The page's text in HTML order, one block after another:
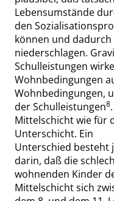
Lebensumstände
den
können und
niederschlagen.
Schulleistungen
Wohnbedingungen
Wohnbedingungen,
der Schulleistungen8
Mittelschicht wie für
Unterschicht. Ein
Unterschied besteht
darin, daß die
wohnenden Kinder
Mittelschicht sich